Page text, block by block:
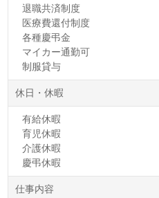
退職共済制度
医療費還付制度
各種慶弔金
マイカー通勤可
制服貸与
休日・休暇
有給休暇
育児休暇
介護休暇
慶弔休暇
仕事内容